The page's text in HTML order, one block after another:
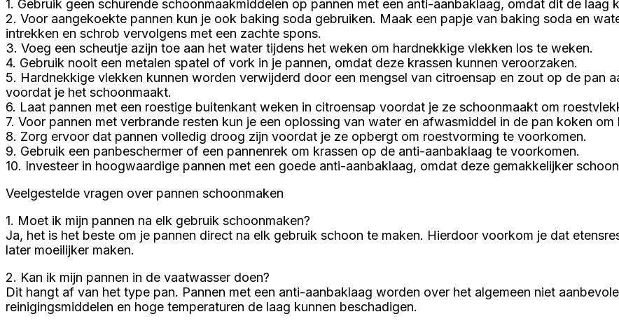
1. Gebruik geen schurende schoonmaakmiddelen op pannen met een anti-aanbaklaag, omdat dit de laag
2. Voor aangekoekte pannen kun je ook baking soda gebruiken. Maak een papje van baking soda en
intrekken en schrob vervolgens met een zachte spons.
3. Voeg een scheutje azijn toe aan het water tijdens het weken om hardnekkige vlekken los te weken.
4. Gebruik nooit een metalen spatel of vork in je pannen, omdat deze krassen kunnen veroorzaken.
5. Hardnekkige vlekken kunnen worden verwijderd door een mengsel van citroensap en zout op de pan
voordat je het schoonmaakt.
6. Laat pannen met een roestige buitenkant weken in citroensap voordat je ze schoonmaakt om
7. Voor pannen met verbrande resten kun je een oplossing van water en afwasmiddel in de pan koken om
8. Zorg ervoor dat pannen volledig droog zijn voordat je ze opbergt om roestvorming te voorkomen.
9. Gebruik een panbeschermer of een pannenrek om krassen op de anti-aanbaklaag te voorkomen.
10. Investeer in hoogwaardige pannen met een goede anti-aanbaklaag, omdat deze gemakkelijker
Veelgestelde vragen over pannen schoonmaken
1. Moet ik mijn pannen na elk gebruik schoonmaken?
Ja, het is het beste om je pannen direct na elk gebruik schoon te maken. Hierdoor voorkom je dat
later moeilijker maken.
2. Kan ik mijn pannen in de vaatwasser doen?
Dit hangt af van het type pan. Pannen met een anti-aanbaklaag worden over het algemeen niet
reinigingsmiddelen en hoge temperaturen de laag kunnen beschadigen.